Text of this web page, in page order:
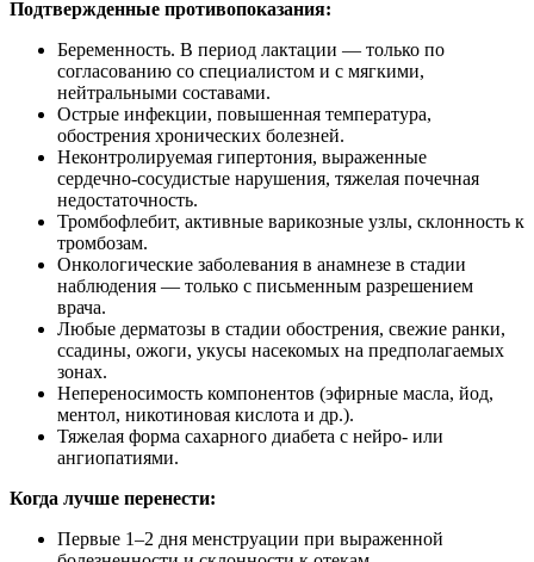
Подтвержденные противопоказания:
Беременность. В период лактации — только по
согласованию со специалистом и с мягкими,
нейтральными составами.
Острые инфекции, повышенная температура,
обострения хронических болезней.
Неконтролируемая гипертония, выраженные
сердечно‑сосудистые нарушения, тяжелая почечная
недостаточность.
Тромбофлебит, активные варикозные узлы, склонность к
тромбозам.
Онкологические заболевания в анамнезе в стадии
наблюдения — только с письменным разрешением
врача.
Любые дерматозы в стадии обострения, свежие ранки,
ссадины, ожоги, укусы насекомых на предполагаемых
зонах.
Непереносимость компонентов (эфирные масла, йод,
ментол, никотиновая кислота и др.).
Тяжелая форма сахарного диабета с нейро‑ или
ангиопатиями.
Когда лучше перенести:
Первые 1–2 дня менструации при выраженной